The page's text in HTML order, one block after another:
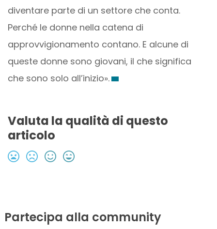
diventare parte di un settore che conta.
Perché le donne nella catena di
approvvigionamento contano. E alcune di
queste donne sono giovani, il che significa
che sono solo all’inizio».
Valuta la qualità di questo
articolo
Partecipa alla community